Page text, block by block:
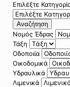
Επιλέξτε
Αναζήτηση
Νομός Έδρας
Τάξη
Οδοποιία
Οικοδομικά
Υδραυλικά
Λιμενικά